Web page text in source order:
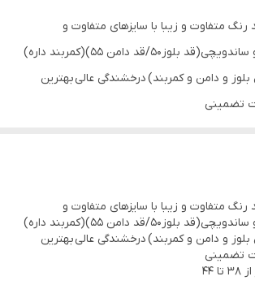
متفاوت و زیبا با سایزهای متفاوت و
جنس پولک مخملی و ساندویچی(قد بلوز۵۰/قد دامن ۵۵)(کمربند داره)
و دامن و کمربند) درخشندگی عالی بهترین
تضمینی
قرار داده تا خیس شود با توجه به ظریف و یا
مقداری پودر لباس شویی به آب گرم اضافه
چنگ بزنید و دقت کنید به بافت پارچه آسیب
بافتی حساس است پس بهتر است در هوای آزاد
سایه خشک کنید به دور از نور خوشید این
متفاوت و زیبا با سایزهای متفاوت و
جنس پولک مخملی و ساندویچی(قد بلوز۵۰/قد دامن ۵۵)(کمربند داره)
و دامن و کمربند) درخشندگی عالی بهترین
تضمینی